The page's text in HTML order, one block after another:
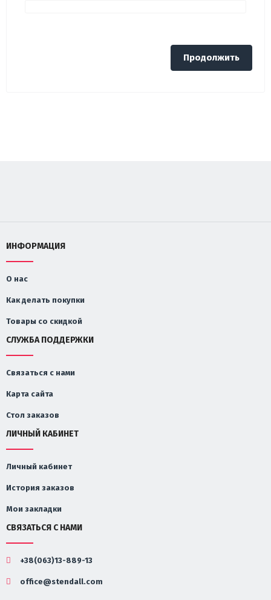
Продолжить
ИНФОРМАЦИЯ
О нас
Как делать покупки
Товары со скидкой
СЛУЖБА ПОДДЕРЖКИ
Связаться с нами
Карта сайта
Стол заказов
ЛИЧНЫЙ КАБИНЕТ
Личный кабинет
История заказов
Мои закладки
СВЯЗАТЬСЯ С НАМИ
+38(063)13-889-13
office@stendall.com